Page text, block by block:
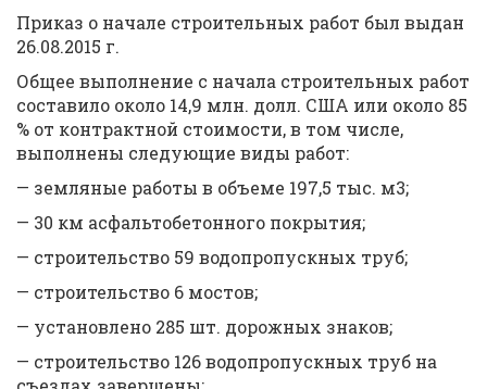
Приказ о начале строительных работ был выдан
26.08.2015 г.
Общее выполнение с начала строительных работ
составило около 14,9 млн. долл. США или около 85
% от контрактной стоимости, в том числе,
выполнены следующие виды работ:
— земляные работы в объеме 197,5 тыс. м3;
— 30 км асфальтобетонного покрытия;
— строительство 59 водопропускных труб;
— строительство 6 мостов;
— установлено 285 шт. дорожных знаков;
— строительство 126 водопропускных труб на